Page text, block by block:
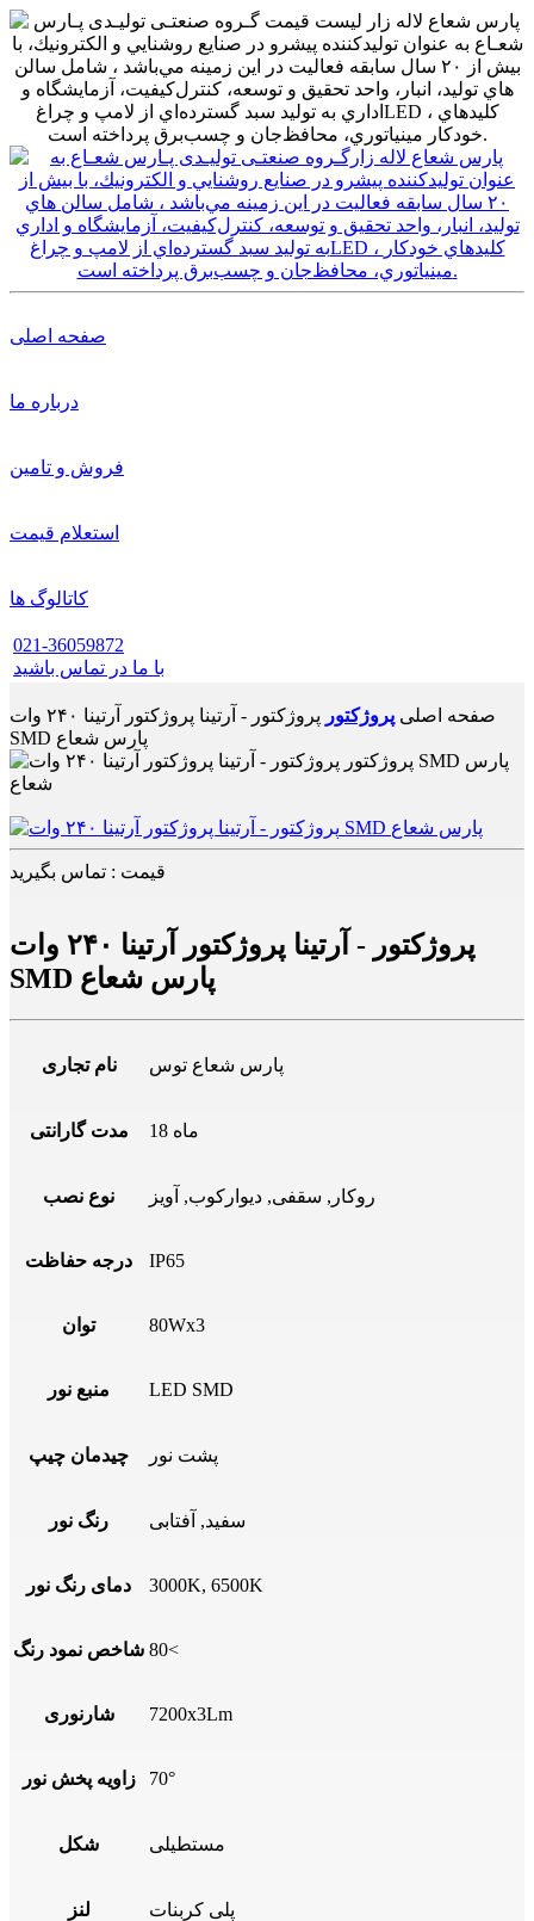
صفحه اصلی
درباره ما
فروش و تامین
استعلام قیمت
کاتالوگ ها
021-36059872
با ما در تماس باشید
صفحه اصلی پروژکتور
پروژکتور - آرتینا پروژکتور آرتینا ۲۴۰ وات
SMD پارس شعاع
قیمت : تماس بگیرید
پروژکتور - آرتینا پروژکتور آرتینا ۲۴۰ وات
SMD پارس شعاع
نام تجاری پارس شعاع توس
مدت گارانتی 18 ماه
نوع نصب روکار , سقفی, دیوارکوب, آویز
درجه حفاظت IP65
توان 80Wx3
منبع نور LED SMD
چیدمان چیپ پشت نور
رنگ نور سفید, آفتابی
دمای رنگ نور 3000K, 6500K
شاخص نمود رنگ 80<
شارنوری 7200x3Lm
زاویه پخش نور 70°
شکل مستطیلی
لنز پلی کربنات